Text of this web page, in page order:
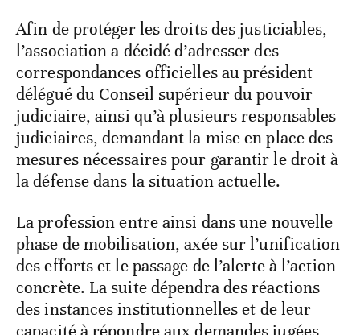
Afin de protéger les droits des justiciables,
l’association a décidé d’adresser des
correspondances officielles au président
délégué du Conseil supérieur du pouvoir
judiciaire, ainsi qu’à plusieurs responsables
judiciaires, demandant la mise en place des
mesures nécessaires pour garantir le droit à
la défense dans la situation actuelle.
La profession entre ainsi dans une nouvelle
phase de mobilisation, axée sur l’unification
des efforts et le passage de l’alerte à l’action
concrète. La suite dépendra des réactions
des instances institutionnelles et de leur